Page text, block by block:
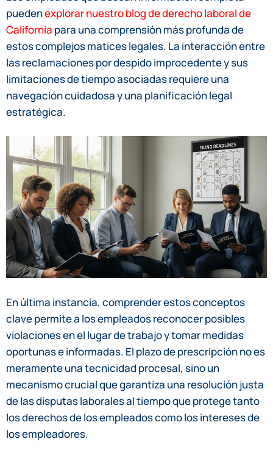
puedenexplorar nuestro blog de derecho laboral de
California para una comprensión más profunda de
estos complejos matices legales. La interacción entre
las reclamaciones por despido improcedente y sus
limitaciones de tiempo asociadas requiere una
navegación cuidadosa y una planificación legal
estratégica.
En última instancia, comprender estos conceptos
clave permite a los empleados reconocer posibles
violaciones en el lugar de trabajo y tomar medidas
oportunas e informadas. El plazo de prescripción no es
meramente una tecnicidad procesal, sino un
mecanismo crucial que garantiza una resolución justa
de las disputas laborales al tiempo que protege tanto
los derechos de los empleados como los intereses de
los empleadores.